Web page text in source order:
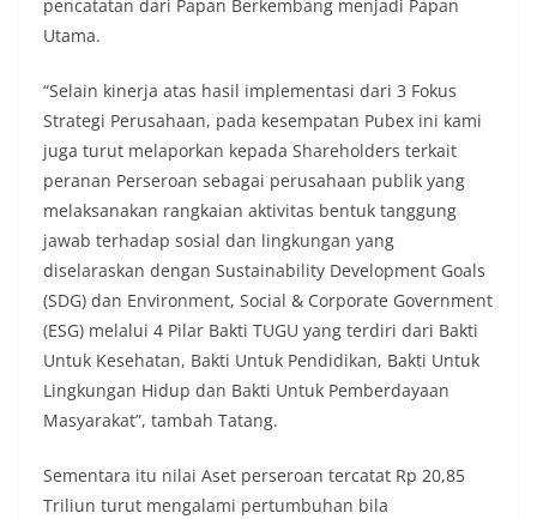
pencatatan dari Papan Berkembang menjadi Papan
Utama.
“Selain kinerja atas hasil implementasi dari 3 Fokus
Strategi Perusahaan, pada kesempatan Pubex ini kami
juga turut melaporkan kepada Shareholders terkait
peranan Perseroan sebagai perusahaan publik yang
melaksanakan rangkaian aktivitas bentuk tanggung
jawab terhadap sosial dan lingkungan yang
diselaraskan dengan Sustainability Development Goals
(SDG) dan Environment, Social & Corporate Government
(ESG) melalui 4 Pilar Bakti TUGU yang terdiri dari Bakti
Untuk Kesehatan, Bakti Untuk Pendidikan, Bakti Untuk
Lingkungan Hidup dan Bakti Untuk Pemberdayaan
Masyarakat”, tambah Tatang.
Sementara itu nilai Aset perseroan tercatat Rp 20,85
Triliun turut mengalami pertumbuhan bila